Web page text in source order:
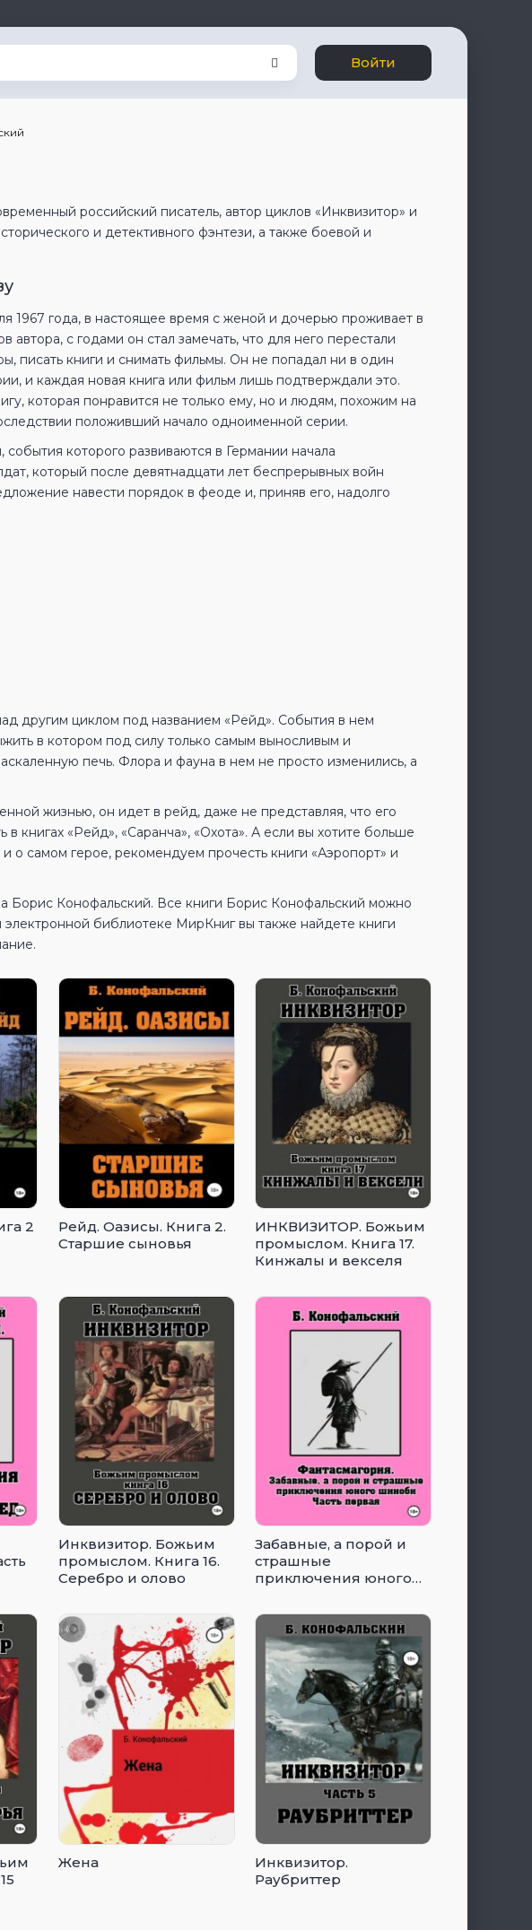
Войти
российский писатель, автор циклов «Инквизитор» и
и детективного фэнтези, а также боевой и
1967 года, в настоящее время с женой и дочерью проживает в
автора, с годами он стал замечать, что для него перестали
писать книги и снимать фильмы. Он не попадал ни в один
и каждая новая книга или фильм лишь подтверждали это.
которая понравится не только ему, но и людям, похожим на
положивший начало одноименной серии.
которого развиваются в Германии начала
который после девятнадцати лет беспрерывных войн
навести порядок в феоде и, приняв его, надолго
другим циклом под названием «Рейд». События в нем
в котором под силу только самым выносливым и
печь. Флора и фауна в нем не просто изменились, а
жизнью, он идет в рейд, даже не представляя, что его
книгах «Рейд», «Саранча», «Охота». А если вы хотите больше
о самом герое, рекомендуем прочесть книги «Аэропорт» и
Борис Конофальский. Все книги Борис Конофальский можно
библиотеке МирКниг вы также найдете книги
2
Рейд. Оазисы. Книга 2.
Старшие сыновья
ИНКВИЗИТОР. Божьим
промыслом. Книга 17.
Кинжалы и векселя
Инквизитор. Божьим
промыслом. Книга 16.
Серебро и олово
Забавные, а порой и
страшные
приключения юного
Фантасмагория. Часть 1
Жена
Инквизитор.
Раубриттер